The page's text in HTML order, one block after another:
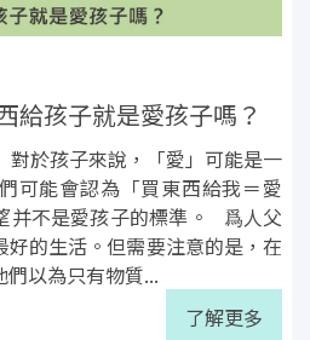
給孩子就是愛孩子嗎？
於孩子來說，「愛」可能是一
可能會認為「買東西給我＝愛
并不是愛孩子的標準。 爲人父
的生活。但需要注意的是，在
以為只有物質...
了解更多